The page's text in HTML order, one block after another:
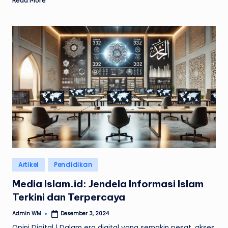
Posted
in
Artikel Pendidikan
Media Islam.id: Jendela Informasi Islam
Terkini dan Terpercaya
Posted
Admin WM Desember 3, 2024